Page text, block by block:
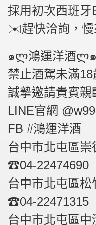
採用初次西班牙
✉️趕快洽詢，慢
๑ლ鴻運洋酒ლ๑
禁止酒駕未滿
誠摯邀請貴賓親
LINE官網️
FB️ #鴻運洋酒
台中市北屯區
☎04-22474690
台中市北屯區
☎04-22471315
台中市北屯區